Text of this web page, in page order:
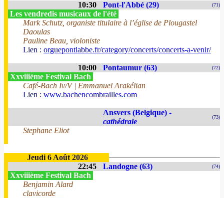
10:30 Pont-l'Abbé (29) (71)
Les vendredis musicaux de l'été
Mark Schutz, organiste titulaire à l’église de Plougastel
Daoulas
Pauline Beau, violoniste
Lien : orguepontlabbe.fr/category/concerts/concerts-a-venir/
10:00 Pontaumur (63) (72)
Xxviiième Festival Bach
Café-Bach Iv/V | Emmanuel Arakélian
Lien : www.bachencombrailles.com
Ansvers (Belgique) -
cathédrale
(73)
Stephane Eliot
Jeudi 6 Août 2026
22:45
Landogne (63) (74)
Xxviiième Festival Bach
Benjamin Alard
clavicorde